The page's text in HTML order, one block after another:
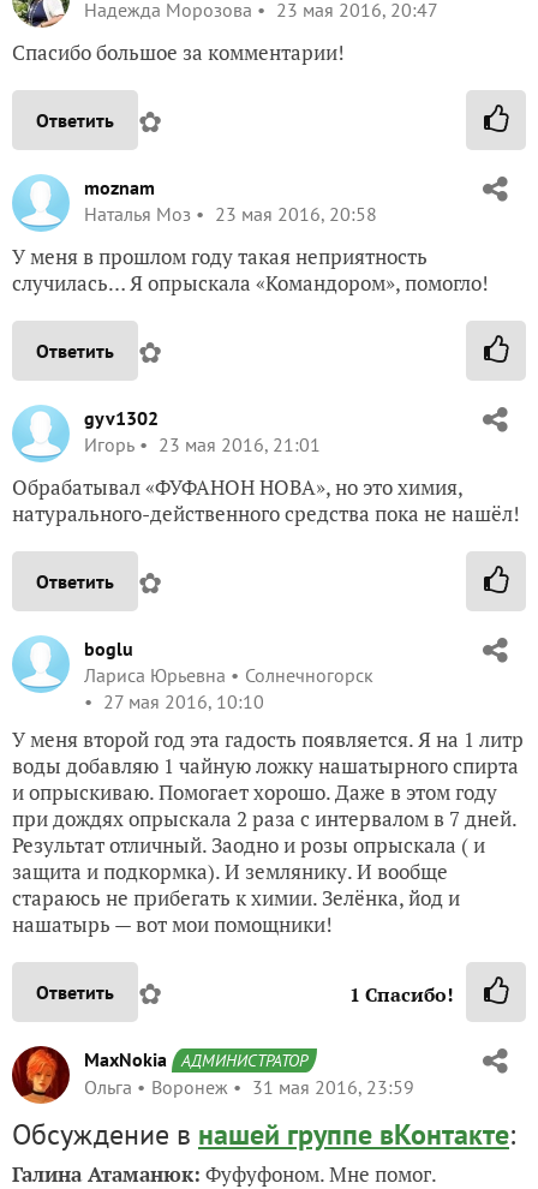
Надежда Морозова
23 мая 2016, 20:47
Спасибо большое за комментарии!
Ответить ✿
moznam
Наталья Моз
23 мая 2016, 20:58
У меня в прошлом году такая неприятность
случилась… Я опрыскала «Командором», помогло!
Ответить ✿
gyv1302
Игорь
23 мая 2016, 21:01
Обрабатывал «ФУФАНОН НОВА», но это химия,
натурального-действенного средства пока не нашёл!
Ответить ✿
boglu
Лариса Юрьевна
Солнечногорск
27 мая 2016, 10:10
У меня второй год эта гадость появляется. Я на 1 литр
воды добавляю 1 чайную ложку нашатырного спирта
и опрыскиваю. Помогает хорошо. Даже в этом году
при дождях опрыскала 2 раза с интервалом в 7 дней.
Результат отличный. Заодно и розы опрыскала ( и
защита и подкормка). И землянику. И вообще
стараюсь не прибегать к химии. Зелёнка, йод и
нашатырь — вот мои помощники!
Ответить ✿ 1 Спасибо!
MaxNokia АДМИНИСТРАТОР
Ольга Воронеж 31 мая 2016, 23:59
Обсуждение в нашей группе вКонтакте:
Галина Атаманюк: Фуфуфоном. Мне помог.